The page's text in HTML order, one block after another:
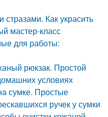
Как украсить
мастер-класс
для работы:
рюкзак. Простой
условиях
сумке. Простые
ручек у сумки